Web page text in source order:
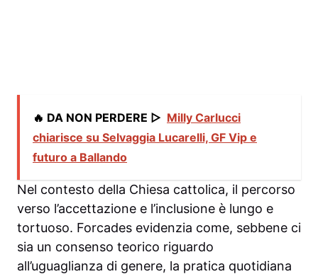
🔥 DA NON PERDERE ▷ Milly Carlucci
chiarisce su Selvaggia Lucarelli, GF Vip e
futuro a Ballando
Nel contesto della Chiesa cattolica, il percorso
verso l’accettazione e l’inclusione è lungo e
tortuoso. Forcades evidenzia come, sebbene ci
sia un consenso teorico riguardo
all’uguaglianza di genere, la pratica quotidiana